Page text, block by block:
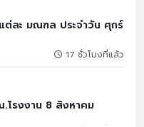
ละ มณฑล ประจำวัน ศุกร์
17 ชั่วโมงที่แล้ว
โรงงาน 8 สิงหาคม